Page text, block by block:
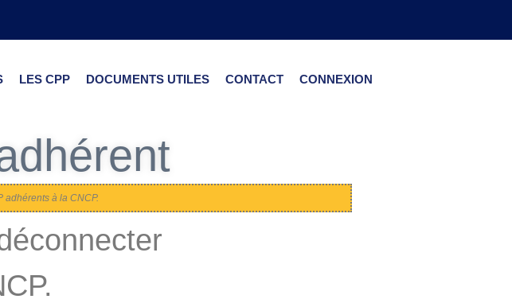
LES CPP DOCUMENTS UTILES CONTACT CONNEXION
adhérents à la CNCP.